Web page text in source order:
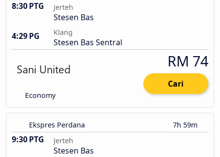
8:30 PTG Jerteh
Stesen Bas
4:29 PG
Klang
Stesen Bas Sentral
Economy
RM 74
Cari
Ekspres Perdana 7h 59m
9:30 PTG Jerteh
Stesen Bas